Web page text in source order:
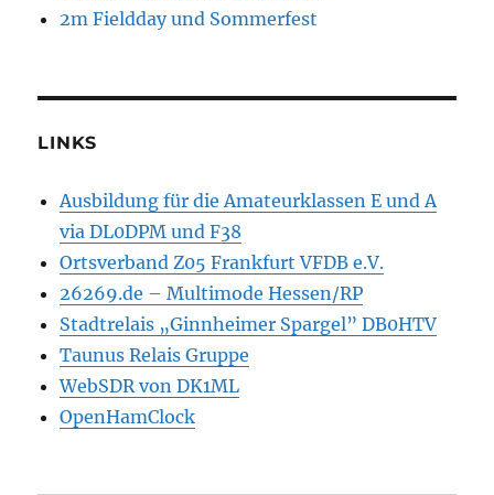
2m Fieldday und Sommerfest
LINKS
Ausbildung für die Amateurklassen E und A
via DL0DPM und F38
Ortsverband Z05 Frankfurt VFDB e.V.
26269.de – Multimode Hessen/RP
Stadtrelais „Ginnheimer Spargel” DB0HTV
Taunus Relais Gruppe
WebSDR von DK1ML
OpenHamClock